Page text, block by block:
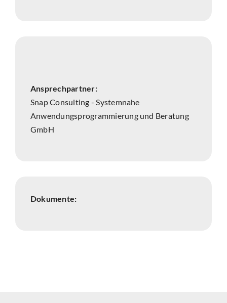
Ansprechpartner:
Snap Consulting - Systemnahe
Anwendungsprogrammierung und Beratung
GmbH
Dokumente: